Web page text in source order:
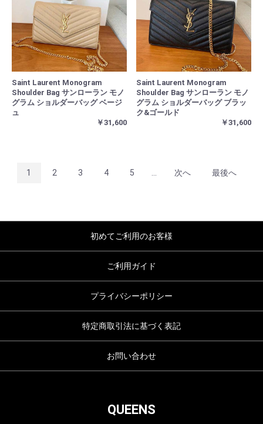
Saint Laurent Monogram
Shoulder Bag サンローラン モノ
グラム ショルダーバッグ ベージ
ュ
￥31,600
Saint Laurent Monogram
Shoulder Bag サンローラン モノ
グラム ショルダーバッグ ブラッ
ク&ゴールド
￥31,600
1 2 3 4 5 ... 次へ 最後へ
初めてご利用のお客様
ご利用ガイド
プライバシーポリシー
特定商取引法に基づく表記
お問い合わせ
QUEENS